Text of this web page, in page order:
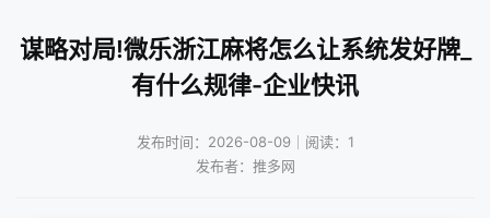
谋略对局!微乐浙江麻将怎么让系统发好牌_
有什么规律-企业快讯
发布时间：2026-08-09｜阅读：1
发布者：推多网